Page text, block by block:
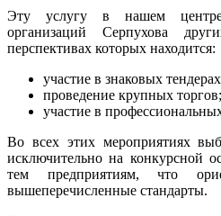
Эту услугу в нашем центре
организаций Серпухова
перспективах которых находится:
участие в знаковых
проведение крупных торгов;
участие в
Во всех этих мероприятиях
исключительно на конкурсной
тем предприятиям, что
вышеперечисленные стандарты.